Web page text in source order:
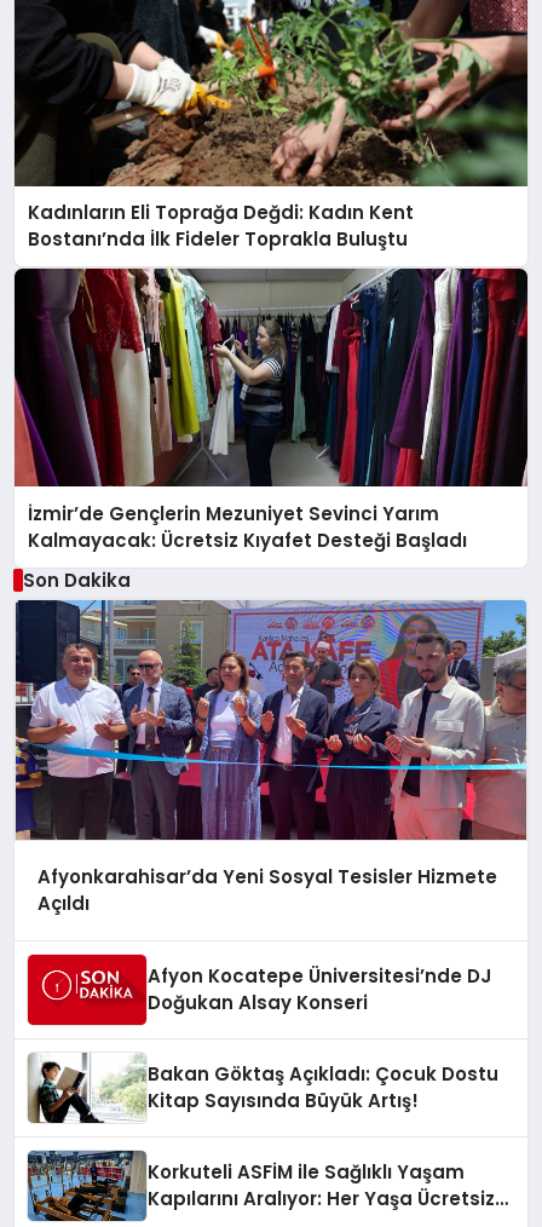
Kadınların Eli Toprağa Değdi: Kadın Kent
Bostanı’nda İlk Fideler Toprakla Buluştu
İzmir’de Gençlerin Mezuniyet Sevinci Yarım
Kalmayacak: Ücretsiz Kıyafet Desteği Başladı
Son Dakika
Afyonkarahisar’da Yeni Sosyal Tesisler Hizmete
Açıldı
Afyon Kocatepe Üniversitesi’nde DJ
Doğukan Alsay Konseri
Bakan Göktaş Açıkladı: Çocuk Dostu
Kitap Sayısında Büyük Artış!
Korkuteli ASFİM ile Sağlıklı Yaşam
Kapılarını Aralıyor: Her Yaşa Ücretsiz